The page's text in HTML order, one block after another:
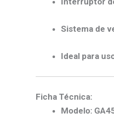
Sistema de
Ideal para
Ficha Técnica:
Modelo: